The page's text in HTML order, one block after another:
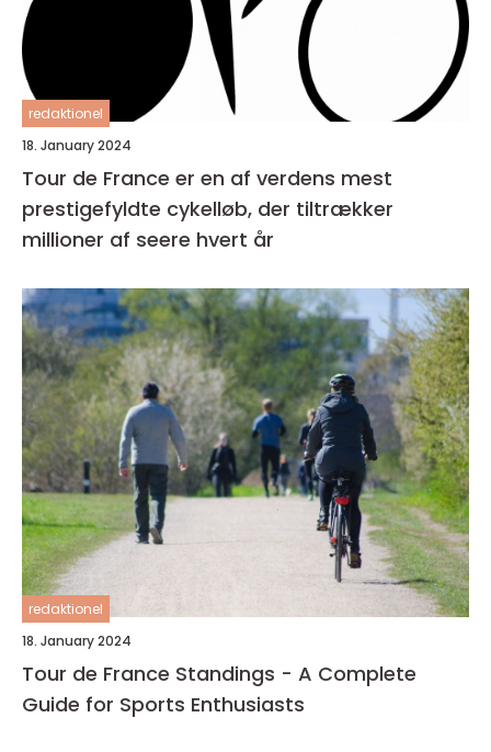
redaktionel
18. January 2024
Tour de France er en af verdens mest
prestigefyldte cykelløb, der tiltrækker
millioner af seere hvert år
redaktionel
18. January 2024
Tour de France Standings - A Complete
Guide for Sports Enthusiasts